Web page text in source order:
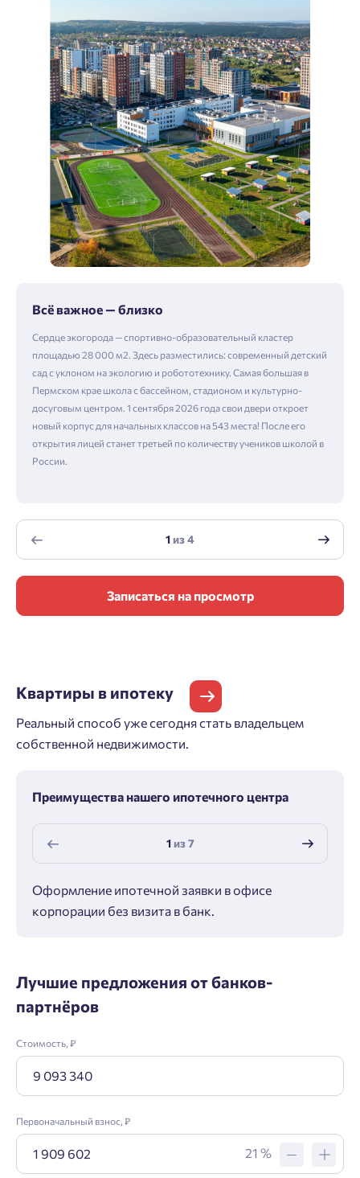
Всё важное — близко
Сердце экогорода — спортивно-образовательный кластер
площадью 28 000 м2. Здесь разместились: современный детский
сад с уклоном на экологию и робототехнику. Самая большая в
Пермском крае школа с бассейном, стадионом и культурно-
досуговым центром. 1 сентября 2026 года свои двери откроет
новый корпус для начальных классов на 543 места! После его
открытия лицей станет третьей по количеству учеников школой в
России.
1из4
Записаться на просмотр
Квартиры в ипотеку
Реальный способ уже сегодня стать владельцем
собственной недвижимости.
Преимущества нашего ипотечного центра
1из7
Оформление ипотечной заявки в офисе
корпорации без визита в банк.
Лучшие предложения от банков-
партнёров
Стоимость, ₽
Первоначальный взнос, ₽
21 %